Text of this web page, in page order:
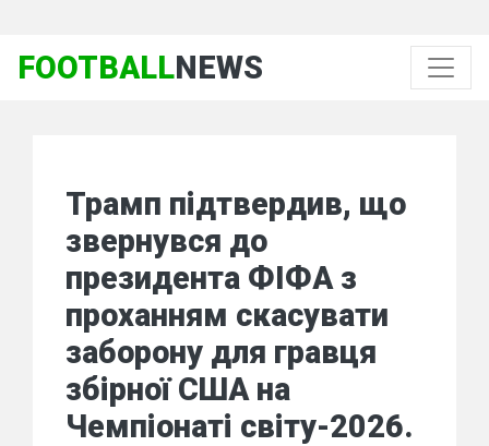
FOOTBALLNEWS
Трамп підтвердив, що
звернувся до
президента ФІФА з
проханням скасувати
заборону для гравця
збірної США на
Чемпіонаті світу-2026.